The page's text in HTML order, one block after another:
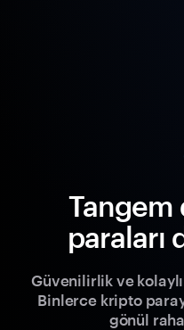
paraları
Güvenilirlik ve
Binlerce kripto
gönül